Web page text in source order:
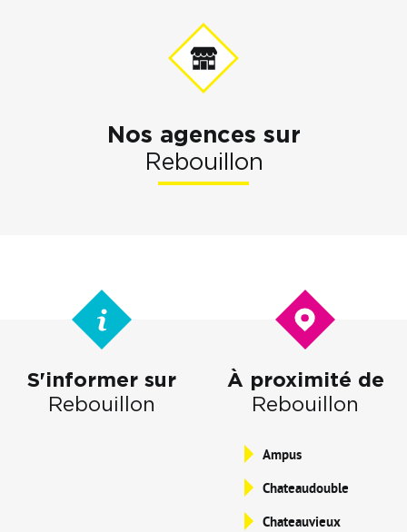
Nos agences sur
Rebouillon
S'informer sur
Rebouillon
À proximité de
Rebouillon
Ampus
Chateaudouble
Chateauvieux